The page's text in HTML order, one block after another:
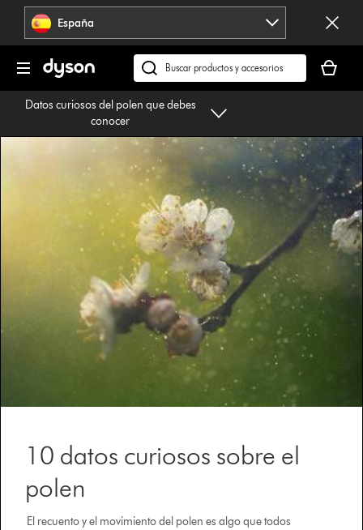
Omitir
navegación España
Buscar
en
dyson.es
cesta
está
Datos curiosos del polen que debes
conocer
10 datos curiosos sobre el
polen
El recuento y el movimiento del polen es algo que todos